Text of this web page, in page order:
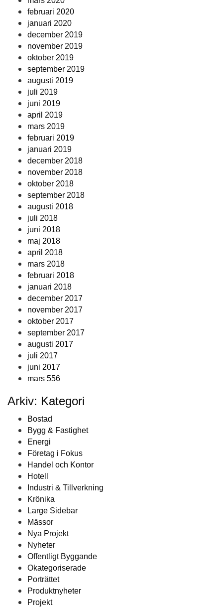
februari 2020
januari 2020
december 2019
november 2019
oktober 2019
september 2019
augusti 2019
juli 2019
juni 2019
april 2019
mars 2019
februari 2019
januari 2019
december 2018
november 2018
oktober 2018
september 2018
augusti 2018
juli 2018
juni 2018
maj 2018
april 2018
mars 2018
februari 2018
januari 2018
december 2017
november 2017
oktober 2017
september 2017
augusti 2017
juli 2017
juni 2017
mars 556
Arkiv: Kategori
Bostad
Bygg & Fastighet
Energi
Företag i Fokus
Handel och Kontor
Hotell
Industri & Tillverkning
Krönika
Large Sidebar
Mässor
Nya Projekt
Nyheter
Offentligt Byggande
Okategoriserade
Porträttet
Produktnyheter
Projekt